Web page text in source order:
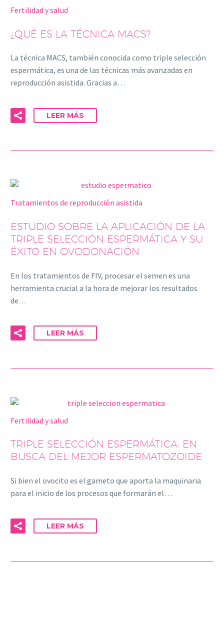
Fertilidad y salud
¿QUÉ ES LA TÉCNICA MACS?
La técnica MACS, también conocida como triple selección
espermática, es una de las técnicas más avanzadas en
reproducción asistida. Gracias a…
LEER MÁS
Tratamientos de reproducción asistida
ESTUDIO SOBRE LA APLICACIÓN DE LA
TRIPLE SELECCIÓN ESPERMÁTICA Y SU
ÉXITO EN OVODONACIÓN
En los tratamientos de FIV, procesar el semen es una
herramienta crucial a la hora de mejorar los resultados
de…
LEER MÁS
Fertilidad y salud
TRIPLE SELECCIÓN ESPERMÁTICA: EN
BUSCA DEL MEJOR ESPERMATOZOIDE
Si bien el ovocito es el gameto que aporta la maquinaria
para el inicio de los procesos que formarán el…
LEER MÁS